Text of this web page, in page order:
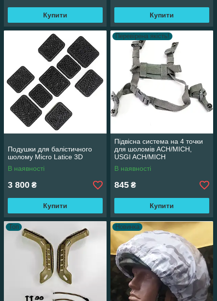
Купити Купити
Подушки для балістичного
шолому Micro Latice 3D
В наявності
3 800 ₴
Купити
Перевірена якість!
Підвісна система на 4 точки
для шоломів ACH/MICH,
USGI ACH/MICH
В наявності
845 ₴
Купити
Топ Новинка